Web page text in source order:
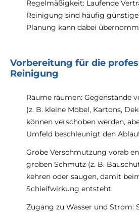
Regelmäßigkeit: Laufende
Reinigung sind häufig
Planung kann dabei
Vorbereitung für die
Reinigung
Räume räumen: Gegenstände
(z. B. kleine Möbel, Kartons,
können verschoben werden,
Umfeld beschleunigt den
Grobe Verschmutzung vorab
groben Schmutz (z. B.
kehren oder saugen, damit
Schleifwirkung entsteht.
Zugang zu Wasser und Strom: